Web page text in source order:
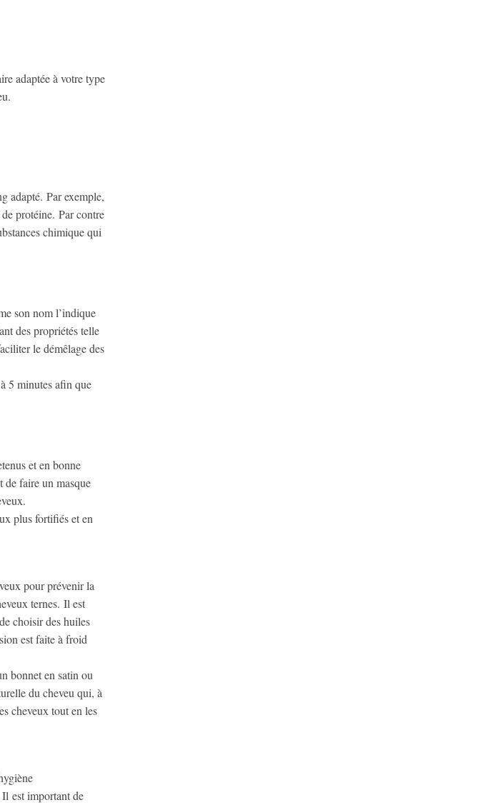
adaptée à votre type
adapté. Par exemple,
protéine. Par contre
chimique qui
son nom l’indique
des propriétés telle
le démêlage des
5 minutes afin que
et en bonne
de faire un masque
plus fortifiés et en
pour prévenir la
ternes. Il est
choisir des huiles
est faite à froid
bonnet en satin ou
du cheveu qui, à
cheveux tout en les
est important de